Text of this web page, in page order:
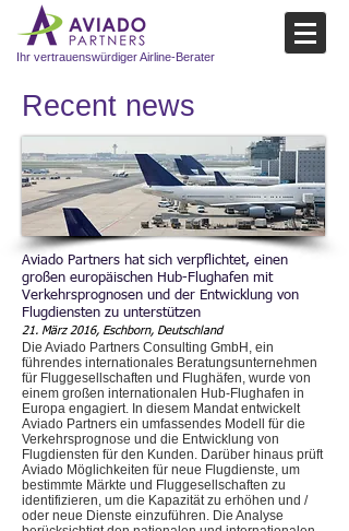
Ihr vertrauenswürdiger Airline-Berater
Recent news​
Aviado Partners hat sich verpflichtet, einen
großen europäischen Hub-Flughafen mit
Verkehrsprognosen und der Entwicklung von
Flugdiensten zu unterstützen
21. März 2016, Eschborn, Deutschland
Die Aviado Partners Consulting GmbH, ein
führendes internationales Beratungsunternehmen
für Fluggesellschaften und Flughäfen, wurde von
einem großen internationalen Hub-Flughafen in
Europa engagiert. In diesem Mandat entwickelt
Aviado Partners ein umfassendes Modell für die
Verkehrsprognose und die Entwicklung von
Flugdiensten für den Kunden. Darüber hinaus prüft
Aviado Möglichkeiten für neue Flugdienste, um
bestimmte Märkte und Fluggesellschaften zu
identifizieren, um die Kapazität zu erhöhen und /
oder neue Dienste einzuführen. Die Analyse